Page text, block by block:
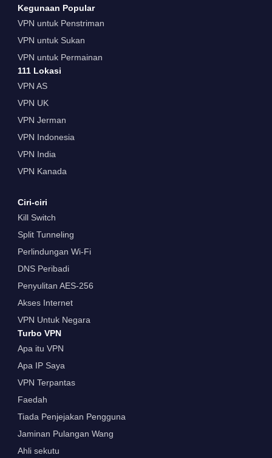
Kegunaan Popular
VPN untuk Penstriman
VPN untuk Sukan
VPN untuk Permainan
111 Lokasi
VPN AS
VPN UK
VPN Jerman
VPN Indonesia
VPN India
VPN Kanada
Ciri-ciri
Kill Switch
Split Tunneling
Perlindungan Wi-Fi
DNS Peribadi
Penyulitan AES-256
Akses Internet
VPN Untuk Negara
Turbo VPN
Apa itu VPN
Apa IP Saya
VPN Terpantas
Faedah
Tiada Penjejakan Pengguna
Jaminan Pulangan Wang
Ahli sekutu